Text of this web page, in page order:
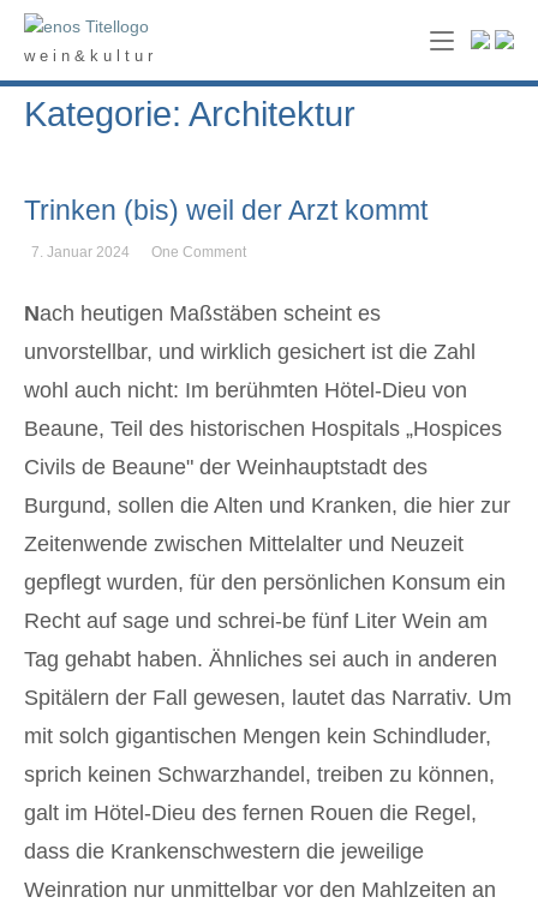
Skip
Home
w e i n & k u l t u r
Kategorie: Architektur
Trinken (bis) weil der Arzt kommt
7. Januar 2024 One Comment
Nach heutigen Maßstäben scheint es
unvorstellbar, und wirklich gesichert ist die Zahl
wohl auch nicht: Im berühmten Hötel-Dieu von
Beaune, Teil des historischen Hospitals „Hospices
Civils de Beaune" der Weinhauptstadt des
Burgund, sollen die Alten und Kranken, die hier zur
Zeitenwende zwischen Mittelalter und Neuzeit
gepflegt wurden, für den persönlichen Konsum ein
Recht auf sage und schrei-be fünf Liter Wein am
Tag gehabt haben. Ähnliches sei auch in anderen
Spitälern der Fall gewesen, lautet das Narrativ. Um
mit solch gigantischen Mengen kein Schindluder,
sprich keinen Schwarzhandel, treiben zu können,
galt im Hötel-Dieu des fernen Rouen die Regel,
dass die Krankenschwestern die jeweilige
Weinration nur unmittelbar vor den Mahlzeiten an